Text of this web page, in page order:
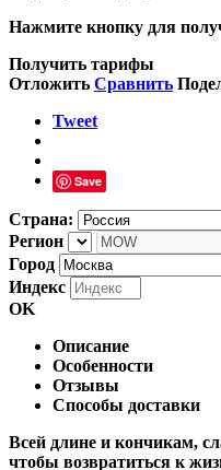
Нажмите кнопку для
Получить тарифы
Отложить Сравнить
Tweet
Save
Страна:
Регион
Город
Индекс
OK
Описание
Особенности
Отзывы
Способы доставки
Всей длине и кончикам,
чтобы возвратиться к